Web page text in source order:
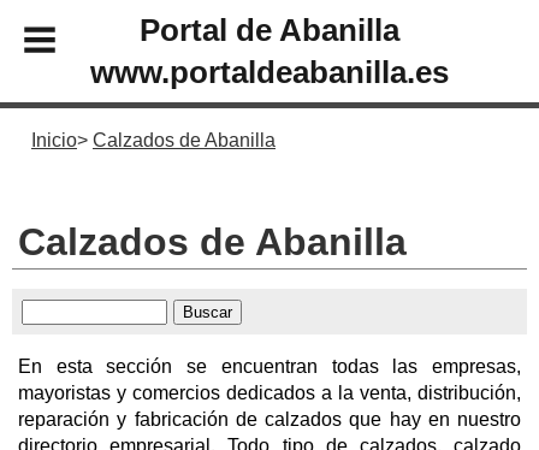
Portal de Abanilla
www.portaldeabanilla.es
Inicio Calzados de Abanilla
Calzados de Abanilla
En esta sección se encuentran todas las empresas,
mayoristas y comercios dedicados a la venta, distribución,
reparación y fabricación de calzados que hay en nuestro
directorio empresarial. Todo tipo de calzados, calzado